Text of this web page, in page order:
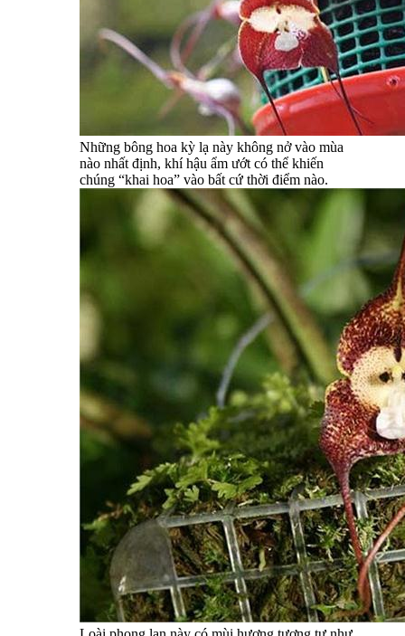
Những bông hoa kỳ lạ này không nở vào mùa
nào nhất định, khí hậu ẩm ướt có thể khiến
chúng “khai hoa” vào bất cứ thời điểm nào.